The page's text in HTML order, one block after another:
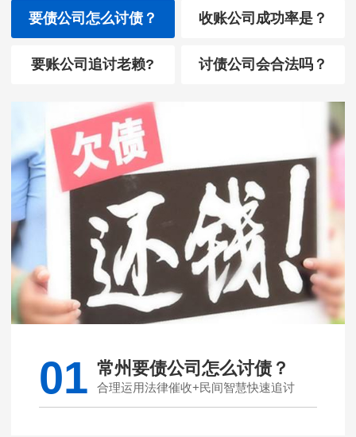
要债公司怎么讨债？ 收账公司成功率是？
要账公司追讨老赖? 讨债公司会合法吗？
01 常州要债公司怎么讨债？
合理运用法律催收+民间智慧快速追讨